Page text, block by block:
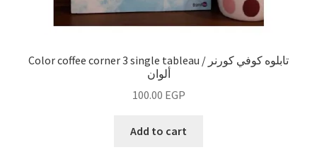
Color coffee corner 3 single tableau / تابلوه كوفي كورنر
ألوان
100.00 EGP
Add to cart